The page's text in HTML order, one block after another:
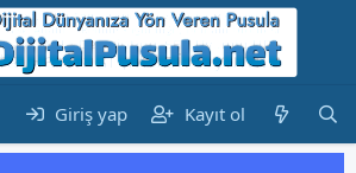
Giriş yap Kayıt ol